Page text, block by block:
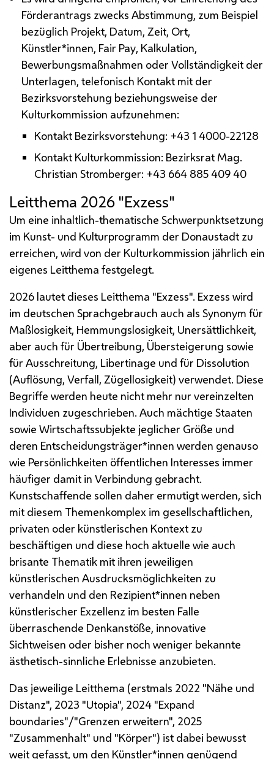
Förderantrags zwecks Abstimmung, zum Beispiel
bezüglich Projekt, Datum, Zeit, Ort,
Künstler*innen, Fair Pay, Kalkulation,
Bewerbungsmaßnahmen oder Vollständigkeit der
Unterlagen, telefonisch Kontakt mit der
Bezirksvorstehung beziehungsweise der
Kulturkommission aufzunehmen:
Kontakt Bezirksvorstehung: +43 1 4000-22128
Kontakt Kulturkommission: Bezirksrat Mag.
Christian Stromberger: +43 664 885 409 40
Leitthema 2026 "Exzess"
Um eine inhaltlich-thematische Schwerpunktsetzung
im Kunst- und Kulturprogramm der Donaustadt zu
erreichen, wird von der Kulturkommission jährlich ein
eigenes Leitthema festgelegt.
2026 lautet dieses Leitthema "Exzess". Exzess wird
im deutschen Sprachgebrauch auch als Synonym für
Maßlosigkeit, Hemmungslosigkeit, Unersättlichkeit,
aber auch für Übertreibung, Übersteigerung sowie
für Ausschreitung, Libertinage und für Dissolution
(Auflösung, Verfall, Zügellosigkeit) verwendet. Diese
Begriffe werden heute nicht mehr nur vereinzelten
Individuen zugeschrieben. Auch mächtige Staaten
sowie Wirtschaftssubjekte jeglicher Größe und
deren Entscheidungsträger*innen werden genauso
wie Persönlichkeiten öffentlichen Interesses immer
häufiger damit in Verbindung gebracht.
Kunstschaffende sollen daher ermutigt werden, sich
mit diesem Themenkomplex im gesellschaftlichen,
privaten oder künstlerischen Kontext zu
beschäftigen und diese hoch aktuelle wie auch
brisante Thematik mit ihren jeweiligen
künstlerischen Ausdrucksmöglichkeiten zu
verhandeln und den Rezipient*innen neben
künstlerischer Exzellenz im besten Falle
überraschende Denkanstöße, innovative
Sichtweisen oder bisher noch weniger bekannte
ästhetisch-sinnliche Erlebnisse anzubieten.
Das jeweilige Leitthema (erstmals 2022 "Nähe und
Distanz", 2023 "Utopia", 2024 "Expand
boundaries"/"Grenzen erweitern", 2025
"Zusammenhalt" und "Körper") ist dabei bewusst
weit gefasst, um den Künstler*innen genügend